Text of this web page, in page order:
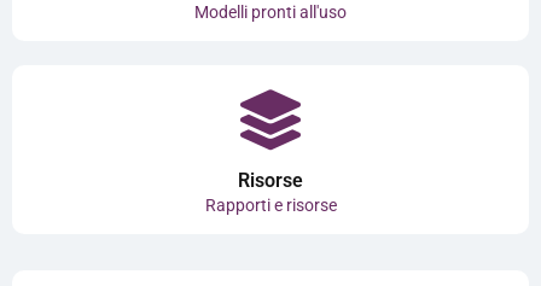
Modelli pronti all'uso
Risorse
Rapporti e risorse